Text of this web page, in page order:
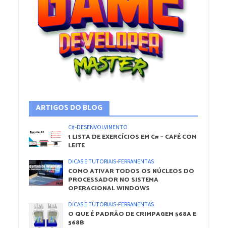
ARTIGOS DO BLOG
C#•DESENVOLVIMENTO
1 LISTA DE EXERCÍCIOS EM C# – CAFÉ COM
LEITE
DICAS E TUTORIAIS•FERRAMENTAS
COMO ATIVAR TODOS OS NÚCLEOS DO
PROCESSADOR NO SISTEMA
OPERACIONAL WINDOWS
DICAS E TUTORIAIS•FERRAMENTAS
O QUE É PADRÃO DE CRIMPAGEM 568A E
568B